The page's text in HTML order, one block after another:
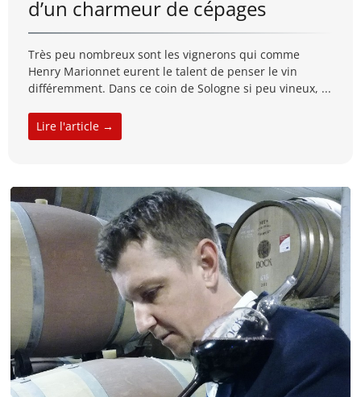
d’un charmeur de cépages
Très peu nombreux sont les vignerons qui comme
Henry Marionnet eurent le talent de penser le vin
différemment. Dans ce coin de Sologne si peu vineux, ...
Lire l'article →